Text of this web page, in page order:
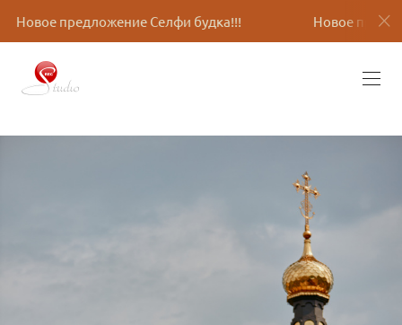
Селфи будка!!! Новое предложение Селфи